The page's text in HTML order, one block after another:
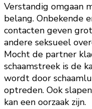
Verstandig omgaan
belang. Onbekende
contacten geven
andere seksueel
Mocht de partner
schaamstreek is de
wordt door
optreden. Ook
kan een oorzaak zijn.